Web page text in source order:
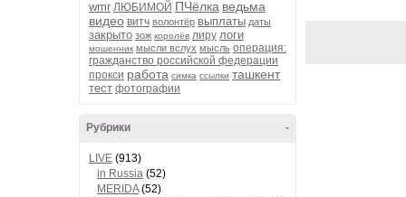
wmr ЛЮБИМОЙ ПЧёлка ведьма
видео витч волонтёр выплаты даты
закрыто зож королёв лиру логи
мошенник мысли вслух мысль операция:
гражданство российской федерации
прокси работа симка ссылки ташкент
тест фотографии
-
Рубрики
LIVE (913)
in Russia (52)
MERIDA(52)